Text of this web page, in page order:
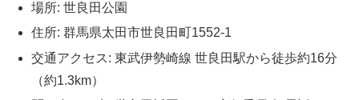
場所: 世良田公園
住所: 群馬県太田市世良田町1552-1
交通アクセス: 東武伊勢崎線 世良田駅から徒歩約16分
（約1.3km）